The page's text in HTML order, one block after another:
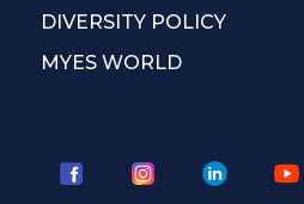
DIVERSITY POLICY
MYES WORLD